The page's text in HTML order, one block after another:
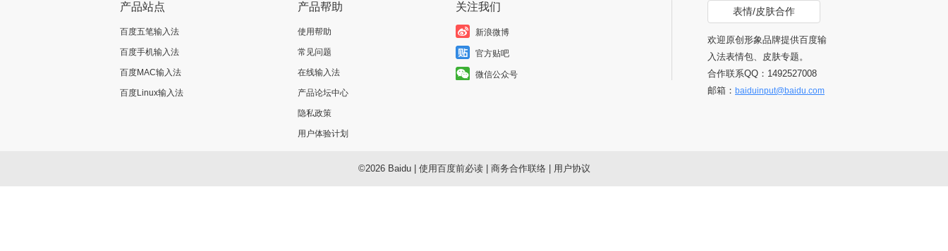
产品站点
百度五笔输入法
百度手机输入法
百度MAC输入法
百度Linux输入法
产品帮助
使用帮助
常见问题
在线输入法
产品论坛中心
隐私政策
用户体验计划
关注我们
新浪微博
官方贴吧
微信公众号
表情/皮肤合作
欢迎原创形象品牌提供百度输
入法表情包、皮肤专题。
合作联系QQ：1492527008
邮箱： baiduinput@baidu.com
©2026 Baidu| 使用百度前必读| 商务合作联络| 用户协议